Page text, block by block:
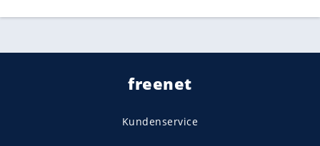
freenet
Kundenservice